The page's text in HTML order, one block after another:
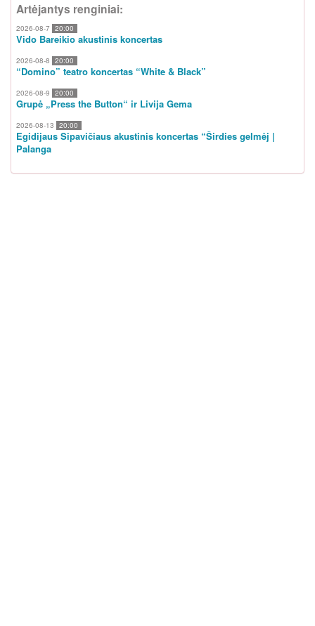
Artėjantys renginiai:
2026-08-7 20:00
Vido Bareikio akustinis koncertas
2026-08-8 20:00
“Domino” teatro koncertas “White & Black”
2026-08-9 20:00
Grupė „Press the Button“ ir Livija Gema
2026-08-13 20:00
Egidijaus Sipavičiaus akustinis koncertas “Širdies gelmėj |
Palanga